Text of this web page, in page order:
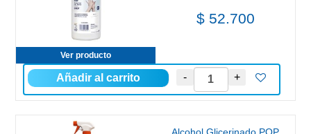
Ver producto
$ 52.700
Alcohol Glicerinado PQP